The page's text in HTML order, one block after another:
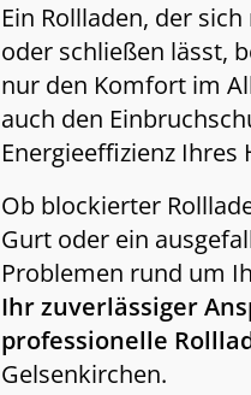
Ein Rollladen, der
oder schließen lässt,
nur den Komfort im
auch den
Energieeffizienz Ihres
Ob blockierter
Gurt oder ein
Problemen rund um
Ihr zuverlässiger
professionelle
Gelsenkirchen.